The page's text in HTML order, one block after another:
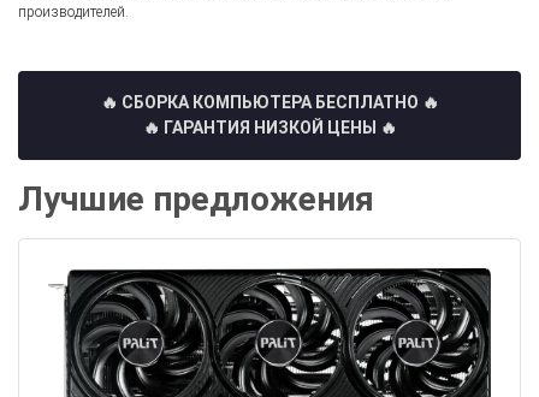
производителей.
🔥 СБОРКА КОМПЬЮТЕРА БЕСПЛАТНО 🔥
🔥 ГАРАНТИЯ НИЗКОЙ ЦЕНЫ 🔥
Лучшие предложения